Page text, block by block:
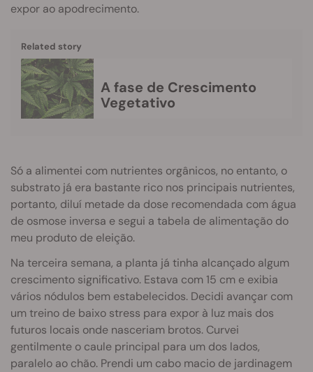
expor ao apodrecimento.
Related story
A fase de Crescimento
Vegetativo
Só a alimentei com nutrientes orgânicos, no entanto, o
substrato já era bastante rico nos principais nutrientes,
portanto, diluí metade da dose recomendada com água
de osmose inversa e segui a tabela de alimentação do
meu produto de eleição.
Na terceira semana, a planta já tinha alcançado algum
crescimento significativo. Estava com 15 cm e exibia
vários nódulos bem estabelecidos. Decidi avançar com
um treino de baixo stress para expor à luz mais dos
futuros locais onde nasceriam brotos. Curvei
gentilmente o caule principal para um dos lados,
paralelo ao chão. Prendi um cabo macio de jardinagem